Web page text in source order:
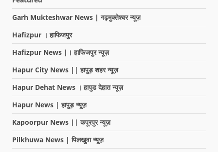
Garh Mukteshwar News | गढ़मुक्तेश्वर न्यूज़
Hafizpur । हाफिजपुर
Hafizpur News |। हाफिजपुर न्यूज़
Hapur City News || हापुड़ शहर न्यूज़
Hapur Dehat News । हापुड देहात न्यूज़
Hapur News | हापुड़ न्यूज़
Kapoorpur News || कपूरपुर न्यूज़
Pilkhuwa News | पिलखुवा न्यूज़